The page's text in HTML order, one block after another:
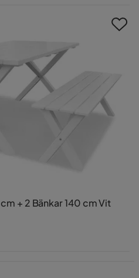
+ 2 Bänkar 140 cm Vit